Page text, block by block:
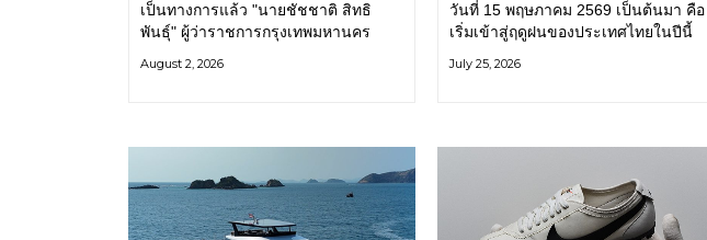
เป็นทางการแล้ว "นายชัชชาติ สิทธิ
พันธุ์" ผู้ว่าราชการกรุงเทพมหานคร
แปลงนโยบายสู่แผนยุทธศาสตร์ จัด
August 2, 2026
วันที่ 15 พฤษภาคม 2569 เป็นต้นมา คือ
เริ่มเข้าสู่ฤดูฝนของประเทศไทยในปีนี้
รับมือน้ำท่วม และเดินหน้าพัฒนา
July 25, 2026